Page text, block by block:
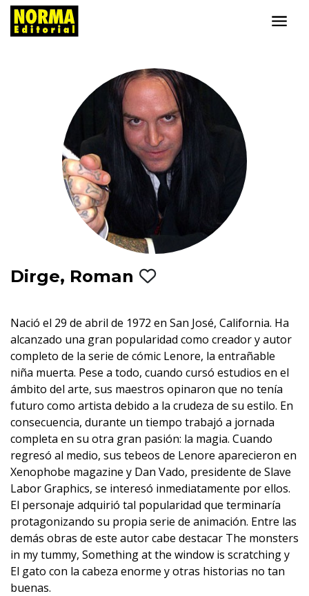
Dirge, Roman
Nació el 29 de abril de 1972 en San José, California. Ha
alcanzado una gran popularidad como creador y autor
completo de la serie de cómic Lenore, la entrañable
niña muerta. Pese a todo, cuando cursó estudios en el
ámbito del arte, sus maestros opinaron que no tenía
futuro como artista debido a la crudeza de su estilo. En
consecuencia, durante un tiempo trabajó a jornada
completa en su otra gran pasión: la magia. Cuando
regresó al medio, sus tebeos de Lenore aparecieron en
Xenophobe magazine y Dan Vado, presidente de Slave
Labor Graphics, se interesó inmediatamente por ellos.
El personaje adquirió tal popularidad que terminaría
protagonizando su propia serie de animación. Entre las
demás obras de este autor cabe destacar The monsters
in my tummy, Something at the window is scratching y
El gato con la cabeza enorme y otras historias no tan
buenas.